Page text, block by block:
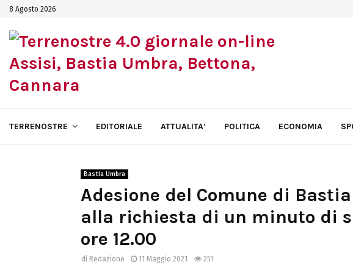
8 Agosto 2026
TERRENOSTRE EDITORIALE ATTUALITA’ POLITICA ECONOMIA
Bastia Umbra
Adesione del Comune di
alla richiesta di un minuto di
ore 12.00
di Redazione 11 Maggio 2021 251